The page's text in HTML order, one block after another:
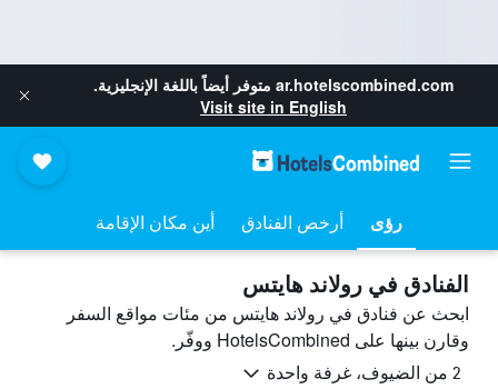
ar.hotelscombined.com متوفر أيضاً باللغة الإنجليزية.
Visit site in English
رؤى أرخص الفنادق أين مكان الإقامة
الفنادق في رولاند هايتس
ابحث عن فنادق في رولاند هايتس من مئات مواقع السفر
وقارن بينها على HotelsCombined ووفّر.
2 من الضيوف، غرفة واحدة